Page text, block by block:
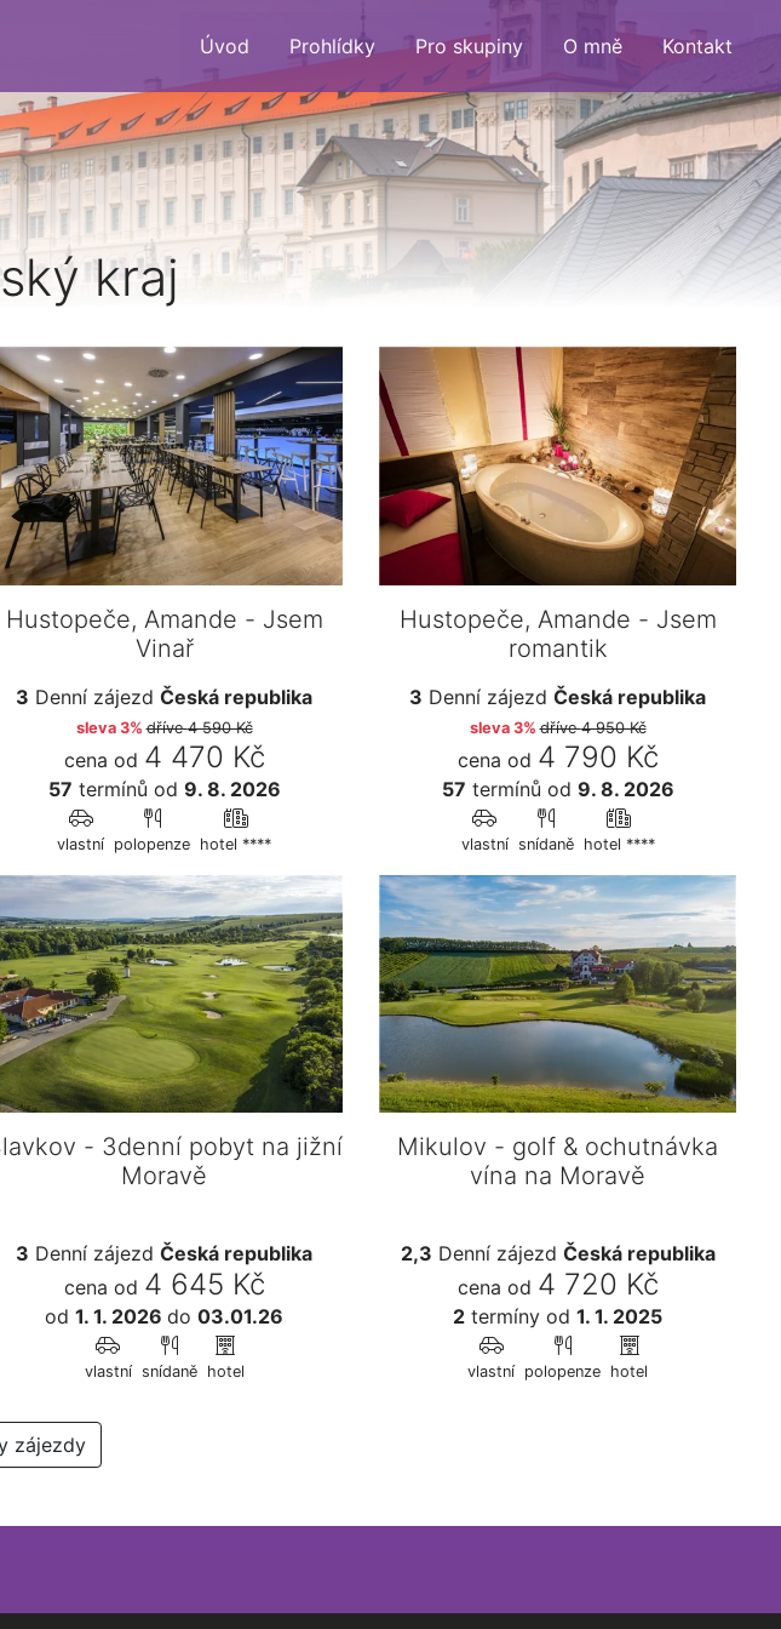
Úvod Prohlídky Pro skupiny O mně Kontakt
kraj
Hustopeče, Amande - Jsem
Vinař
3 Denní zájezd Česká republika
sleva 3% dříve4 590 Kč
cena od 4 470 Kč
57 termínů od 9. 8. 2026
vlastní polopenze hotel ****
Hustopeče, Amande - Jsem
romantik
3 Denní zájezd Česká republika
sleva 3% dříve4 950 Kč
cena od 4 790 Kč
57 termínů od 9. 8. 2026
vlastní snídaně hotel ****
- 3denní pobyt na jižní
Moravě
3 Denní zájezd Česká republika
cena od 4 645 Kč
od 1. 1. 2026 do 03.01.26
vlastní snídaně hotel
Mikulov - golf & ochutnávka
vína na Moravě
2,3 Denní zájezd Česká republika
cena od 4 720 Kč
2 termíny od 1. 1. 2025
vlastní polopenze hotel
zájezdy